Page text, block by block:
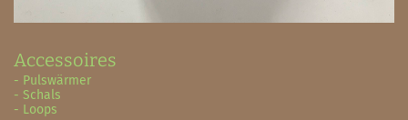
Accessoires
- Pulswärmer
- Schals
- Loops